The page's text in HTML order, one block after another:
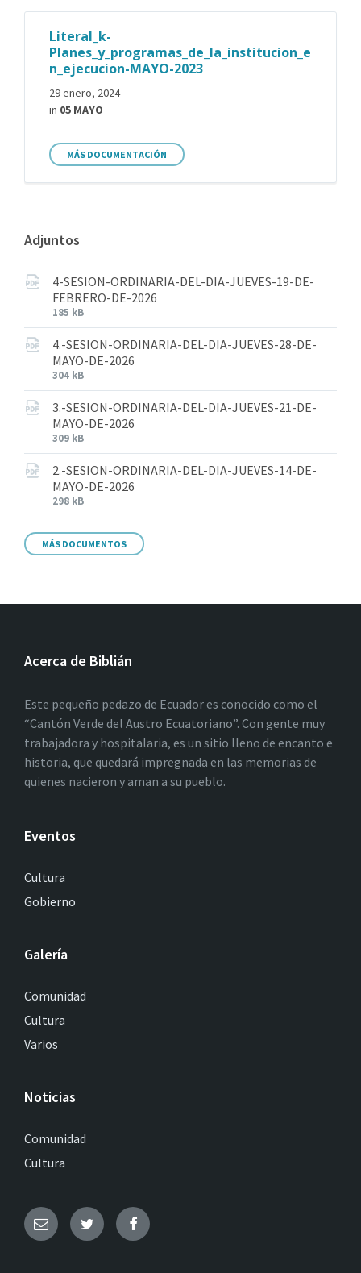
Literal_k-
Planes_y_programas_de_la_institucion_e
n_ejecucion-MAYO-2023
29 enero, 2024
in 05 MAYO
MÁS DOCUMENTACIÓN
Adjuntos
4-SESION-ORDINARIA-DEL-DIA-JUEVES-19-DE-
FEBRERO-DE-2026
185 kB
4.-SESION-ORDINARIA-DEL-DIA-JUEVES-28-DE-
MAYO-DE-2026
304 kB
3.-SESION-ORDINARIA-DEL-DIA-JUEVES-21-DE-
MAYO-DE-2026
309 kB
2.-SESION-ORDINARIA-DEL-DIA-JUEVES-14-DE-
MAYO-DE-2026
298 kB
MÁS DOCUMENTOS
Acerca de Biblián
Este pequeño pedazo de Ecuador es conocido como el
“Cantón Verde del Austro Ecuatoriano”. Con gente muy
trabajadora y hospitalaria, es un sitio lleno de encanto e
historia, que quedará impregnada en las memorias de
quienes nacieron y aman a su pueblo.
Eventos
Cultura
Gobierno
Galería
Comunidad
Cultura
Varios
Noticias
Comunidad
Cultura